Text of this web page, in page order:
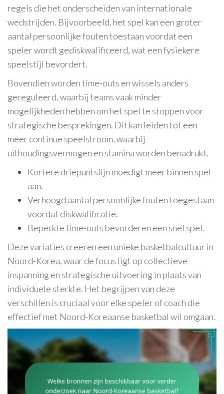
regels die het onderscheiden van internationale
wedstrijden. Bijvoorbeeld, het spel kan een groter
aantal persoonlijke fouten toestaan voordat een
speler wordt gediskwalificeerd, wat een fysiekere
speelstijl bevordert.
Bovendien worden time-outs en wissels anders
gereguleerd, waarbij teams vaak minder
mogelijkheden hebben om het spel te stoppen voor
strategische besprekingen. Dit kan leiden tot een
meer continue speelstroom, waarbij
uithoudingsvermogen en stamina worden benadrukt.
Kortere driepuntslijn moedigt meer binnen spel
aan.
Verhoogd aantal persoonlijke fouten toegestaan
voordat diskwalificatie.
Beperkte time-outs bevorderen een snel spel.
Deze variaties creëren een unieke basketbalcultuur in
Noord-Korea, waar de focus ligt op collectieve
inspanning en strategische uitvoering in plaats van
individuele sterkte. Het begrijpen van deze
verschillen is cruciaal voor elke speler of coach die
effectief met Noord-Koreaanse basketbal wil omgaan.